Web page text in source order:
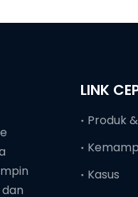
LINK
Produk
Kasus